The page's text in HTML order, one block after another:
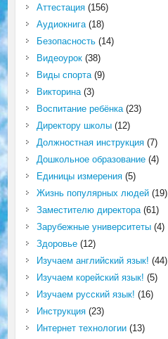
Аттестация(156)
Аудиокнига(18)
Безопасность(14)
Видеоурок(38)
Виды спорта(9)
Викторина(3)
Воспитание ребёнка(23)
Директору школы(12)
Должностная инструкция(7)
Дошкольное образование(4)
Единицы измерения(5)
Жизнь популярных людей(19)
Заместителю директора(61)
Зарубежные университеты(4)
Здоровье(12)
Изучаем английский язык! (44)
Изучаем корейский язык! (5)
Изучаем русский язык! (16)
Инструкция(23)
Интернет технологии(13)